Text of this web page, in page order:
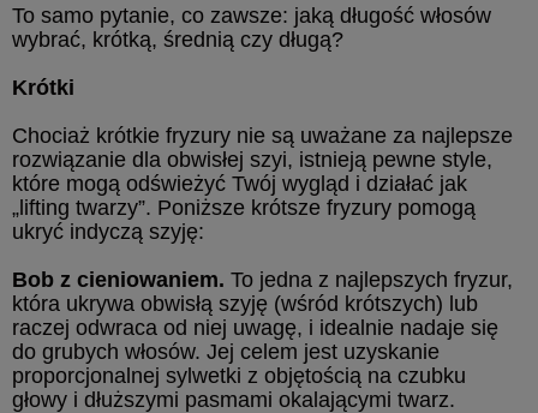
To samo pytanie, co zawsze: jaką długość włosów
wybrać, krótką, średnią czy długą?
Krótki
Chociaż krótkie fryzury nie są uważane za najlepsze
rozwiązanie dla obwisłej szyi, istnieją pewne style,
które mogą odświeżyć Twój wygląd i działać jak
„lifting twarzy”. Poniższe krótsze fryzury pomogą
ukryć indyczą szyję:
Bob z cieniowaniem. To jedna z najlepszych fryzur,
która ukrywa obwisłą szyję (wśród krótszych) lub
raczej odwraca od niej uwagę, i idealnie nadaje się
do grubych włosów. Jej celem jest uzyskanie
proporcjonalnej sylwetki z objętością na czubku
głowy i dłuższymi pasmami okalającymi twarz.